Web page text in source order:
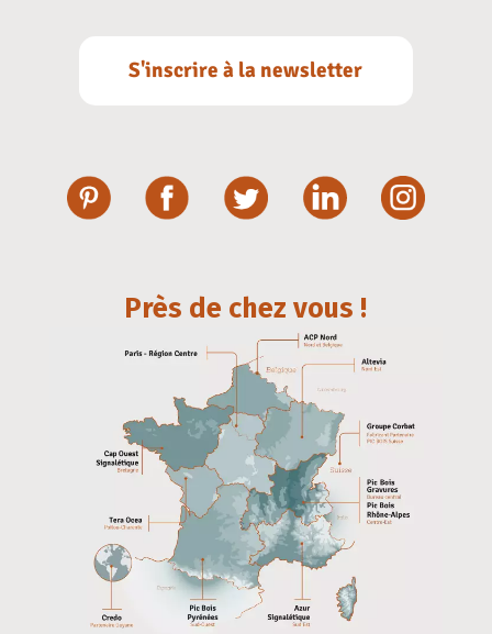
S'inscrire à la newsletter
Près de chez vous !